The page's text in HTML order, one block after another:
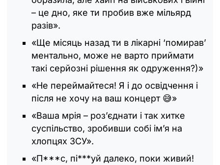
– це дно, яке ти пробив вже мільярд
разів».
«Ще місяць назад ти в лікарні ‘помирав’
ментально, може не варто приймати
такі серйозні рішення як одруження?)»
«Не переймайтеся! Я і до освідчення і
після не хочу на ваш концерт 😅»
«Ваша мрія – роз’єднати і так хитке
суспільство, зробивши собі ім’я на
хлопцях ЗСУ».
«П***с, пі***уй далеко, поки живий!